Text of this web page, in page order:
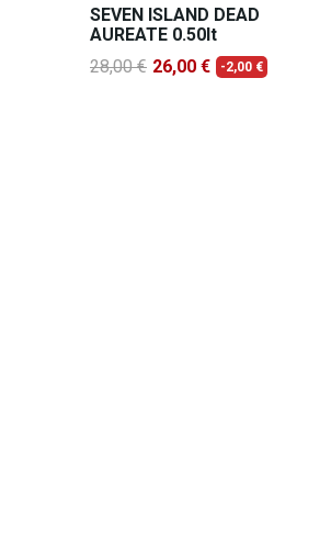
SEVEN ISLAND DEAD
AUREATE 0.50lt
28,00 € 26,00 € -2,00 €